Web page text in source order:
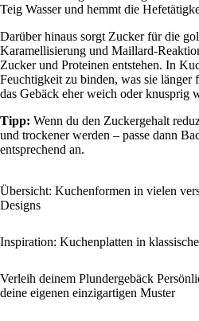
Teig Wasser und hemmt die
Darüber hinaus sorgt Zucker für die
Karamellisierung und Maillard-
Zucker und Proteinen entstehen. In
Feuchtigkeit zu binden, was sie länger
das Gebäck eher weich oder knusprig
Tipp: Wenn du den Zuckergehalt
und trockener werden – passe dann
entsprechend an.
Übersicht: Kuchenformen in vielen
Designs
Inspiration: Kuchenplatten in
Verleih deinem Plundergebäck
deine eigenen einzigartigen Muster